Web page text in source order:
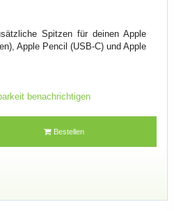
Spitzen für deinen Apple
Apple Pencil (USB-C) und Apple
benachrichtigen
Bestellen